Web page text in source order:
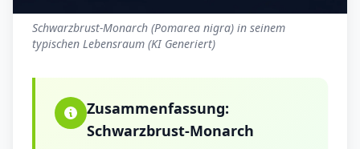
Schwarzbrust-Monarch (Pomarea nigra) in seinem
typischen Lebensraum (KI Generiert)
Zusammenfassung:
Schwarzbrust-Monarch